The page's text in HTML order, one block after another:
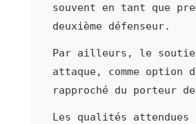
souvent en tant que
deuxième défenseur.
Par ailleurs, le
attaque, comme option
rapproché du porteur
Les qualités attendues